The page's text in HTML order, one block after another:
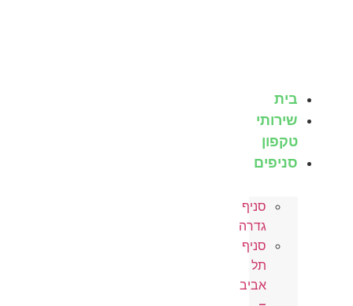
בית
שירותי
טקפון
סניפים
סניף
גדרה
סניף
תל
אביב